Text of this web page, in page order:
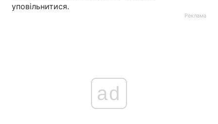
уповільнитися.
Реклама
ad